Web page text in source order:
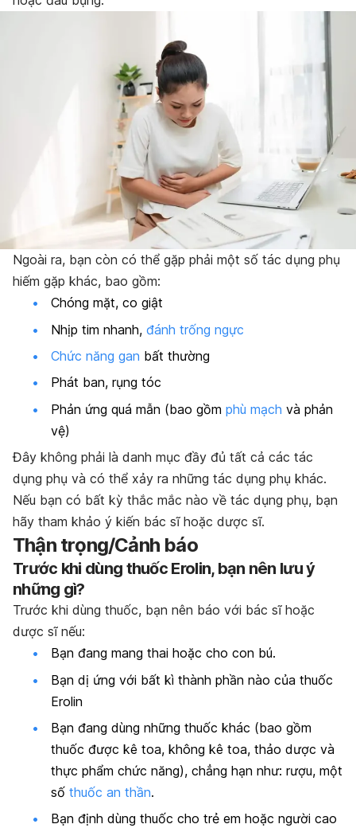
Ngoài ra, bạn còn có thể gặp phải một số tác dụng phụ
hiếm gặp khác, bao gồm:
Chóng mặt, co giật
Nhịp tim nhanh, đánh trống ngực
Chức năng gan bất thường
Phát ban, rụng tóc
Phản ứng quá mẫn (bao gồm phù mạch và phản
vệ)
Đây không phải là danh mục đầy đủ tất cả các tác
dụng phụ và có thể xảy ra những tác dụng phụ khác.
Nếu bạn có bất kỳ thắc mắc nào về tác dụng phụ, bạn
hãy tham khảo ý kiến bác sĩ hoặc dược sĩ.
Thận trọng/Cảnh báo
Trước khi dùng thuốc Erolin, bạn nên lưu ý
những gì?
Trước khi dùng thuốc, bạn nên báo với bác sĩ hoặc
dược sĩ nếu:
Bạn đang mang thai hoặc cho con bú.
Bạn dị ứng với bất kì thành phần nào của thuốc
Erolin
Bạn đang dùng những thuốc khác (bao gồm
thuốc được kê toa, không kê toa, thảo dược và
thực phẩm chức năng), chẳng hạn như: rượu, một
số thuốc an thần.
Bạn định dùng thuốc cho trẻ em hoặc người cao